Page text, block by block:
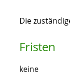
Die
Fristen
keine